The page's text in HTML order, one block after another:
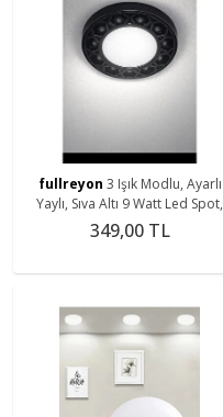
fullreyon 3 Işık Modlu, Ayarlı
Yaylı, Sıva Altı 9 Watt Led Spot,
Tavan ve Merdiven Modern
Tasarım Spot Lamba
349,00 TL